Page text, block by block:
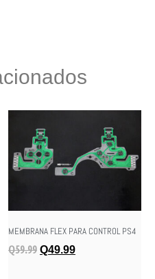
MEMBRANA FLEX PARA CONTROL PS4
Q59.99 Q49.99